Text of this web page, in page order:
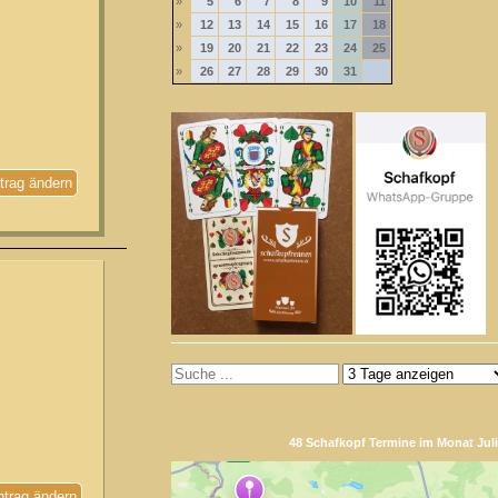
ändern
»
12 13 14 15 16 17
18
»
19 20 21 22 23 24
25
»
26 27 28 29 30 31
48 Schafkopf Termine im Monat Juli